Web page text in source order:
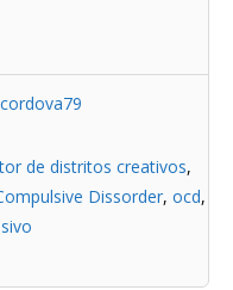
de distritos creativos,
Dissorder, ocd,